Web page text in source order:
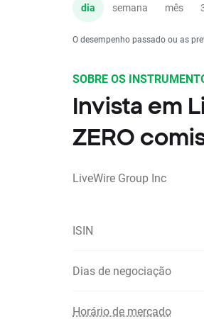
dia semana mês
O desempenho passado ou as
SOBRE OS
Invista em
ZERO
LiveWire Group Inc
ISIN
Dias de negociação
Horário de mercado